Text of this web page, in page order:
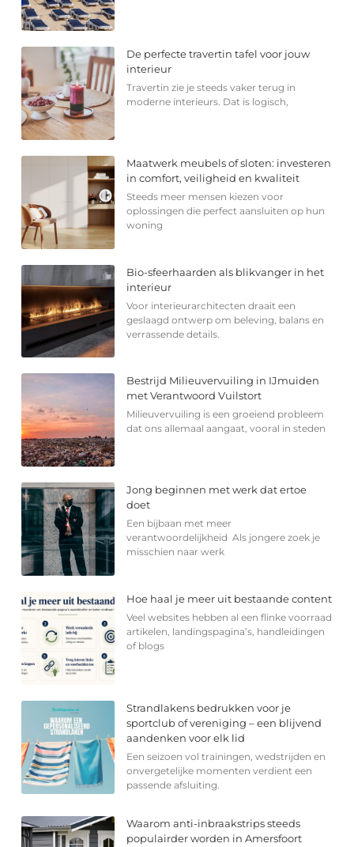
De perfecte travertin tafel voor jouw
interieur
Travertin zie je steeds vaker terug in
moderne interieurs. Dat is logisch,
Maatwerk meubels of sloten: investeren
in comfort, veiligheid en kwaliteit
Steeds meer mensen kiezen voor
oplossingen die perfect aansluiten op hun
woning
Bio-sfeerhaarden als blikvanger in het
interieur
Voor interieurarchitecten draait een
geslaagd ontwerp om beleving, balans en
verrassende details.
Bestrijd Milieuvervuiling in IJmuiden
met Verantwoord Vuilstort
Milieuvervuiling is een groeiend probleem
dat ons allemaal aangaat, vooral in steden
Jong beginnen met werk dat ertoe
doet
Een bijbaan met meer
verantwoordelijkheid Als jongere zoek je
misschien naar werk
Hoe haal je meer uit bestaande content
Veel websites hebben al een flinke voorraad
artikelen, landingspagina’s, handleidingen
of blogs
Strandlakens bedrukken voor je
sportclub of vereniging – een blijvend
aandenken voor elk lid
Een seizoen vol trainingen, wedstrijden en
onvergetelijke momenten verdient een
passende afsluiting.
Waarom anti-inbraakstrips steeds
populairder worden in Amersfoort